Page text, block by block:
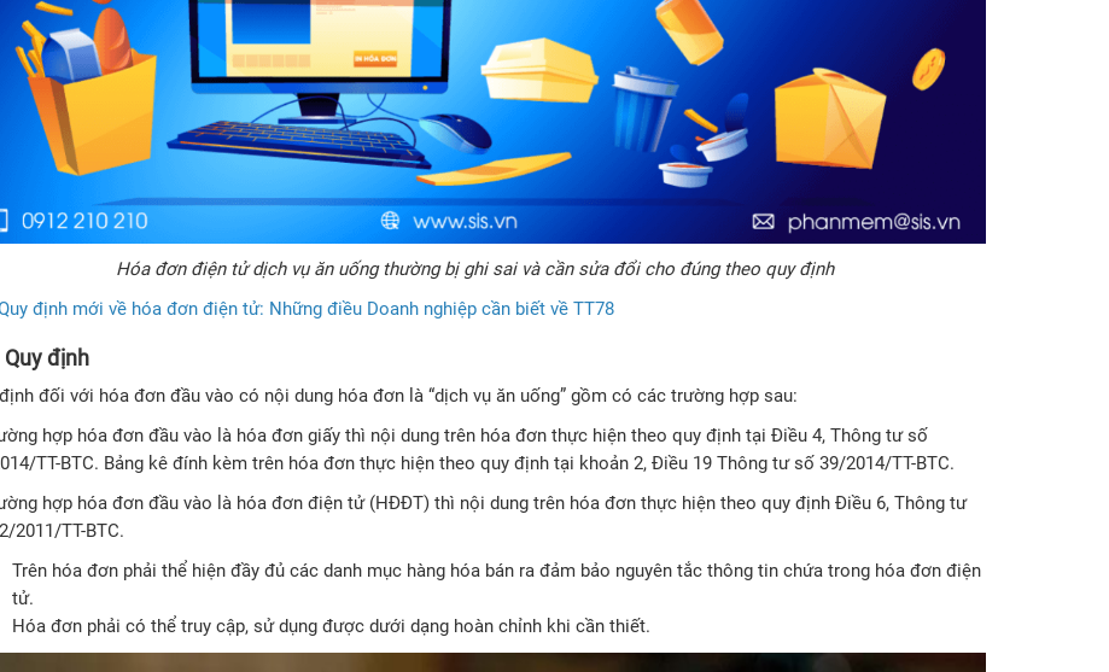
Hóa đơn điện tử dịch vụ ăn uống thường bị ghi sai và cần sửa đổi cho đúng theo quy định
định mới về hóa đơn điện tử: Những điều Doanh nghiệp cần biết về TT78
Quy định
đối với hóa đơn đầu vào có nội dung hóa đơn là “dịch vụ ăn uống” gồm có các trường hợp sau:
hợp hóa đơn đầu vào là hóa đơn giấy thì nội dung trên hóa đơn thực hiện theo quy định tại Điều 4, Thông tư số
TT-BTC. Bảng kê đính kèm trên hóa đơn thực hiện theo quy định tại khoản 2, Điều 19 Thông tư số 39/2014/TT-BTC.
hợp hóa đơn đầu vào là hóa đơn điện tử (HĐĐT) thì nội dung trên hóa đơn thực hiện theo quy định Điều 6, Thông tư
2011/TT-BTC.
Trên hóa đơn phải thể hiện đầy đủ các danh mục hàng hóa bán ra đảm bảo nguyên tắc thông tin chứa trong hóa đơn điện
tử.
Hóa đơn phải có thể truy cập, sử dụng được dưới dạng hoàn chỉnh khi cần thiết.